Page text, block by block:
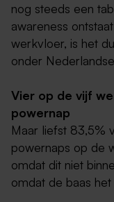
nog steeds een
awareness
werkvloer, is het
onder
Vier op de vijf
powernap
Maar liefst 83,5%
powernaps op de
omdat dit niet
omdat de baas